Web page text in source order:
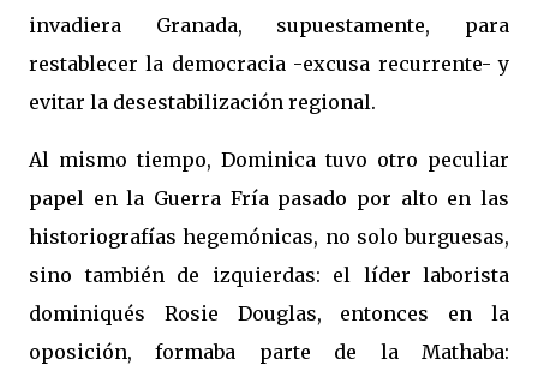
invadiera Granada, supuestamente, para
restablecer la democracia -excusa recurrente- y
evitar la desestabilización regional.
Al mismo tiempo, Dominica tuvo otro peculiar
papel en la Guerra Fría pasado por alto en las
historiografías hegemónicas, no solo burguesas,
sino también de izquierdas: el líder laborista
dominiqués Rosie Douglas, entonces en la
oposición, formaba parte de la Mathaba: